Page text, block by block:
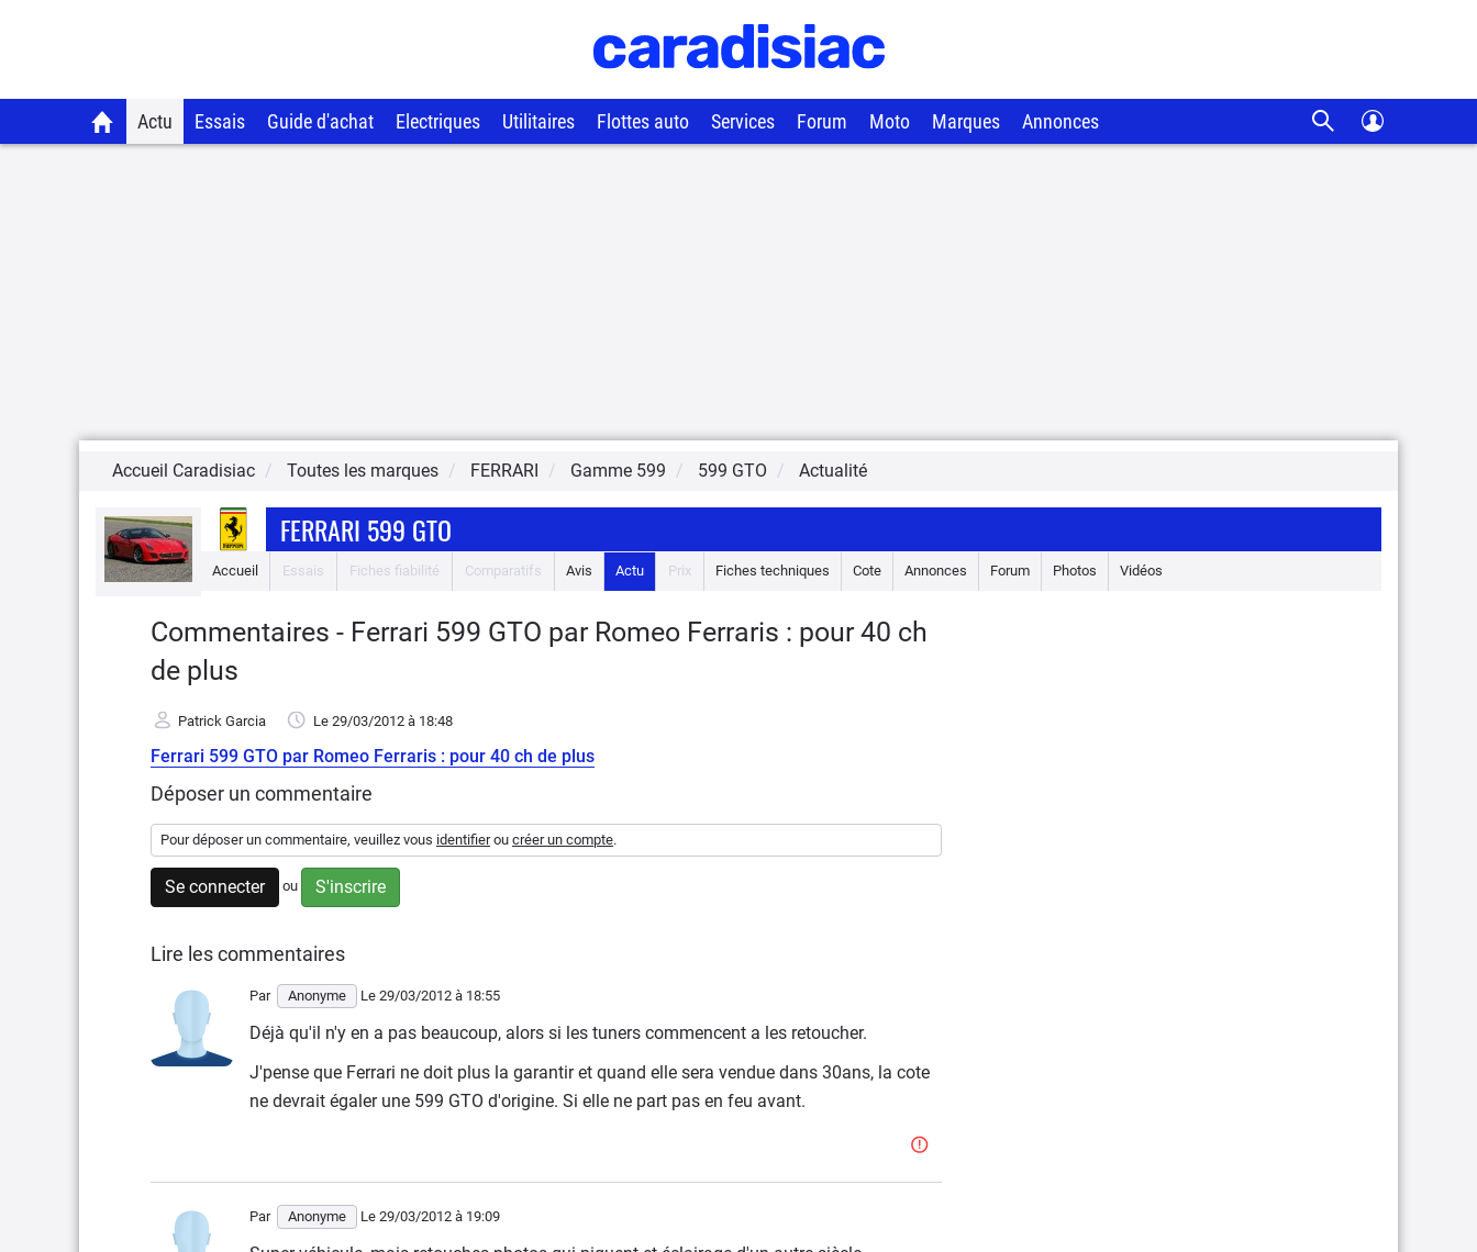
Actu Essais Guide d'achat Electriques Utilitaires Flottes auto Services Forum Moto Marques Annonces
Accueil Caradisiac Toutes les marques FERRARI Gamme 599 599 GTO Actualité
FERRARI 599 GTO
Accueil Essais Fiches fiabilité Comparatifs Avis Actu Prix Fiches techniques Cote Annonces Forum Photos Vidéos
Commentaires - Ferrari 599 GTO par Romeo Ferraris : pour 40 ch
de plus
Patrick Garcia Le 29/03/2012 à 18:48
Ferrari 599 GTO par Romeo Ferraris : pour 40 ch de plus
Déposer un commentaire
Pour déposer un commentaire, veuillez vous identifierou créer un compte.
Se connecter ou S'inscrire
Lire les commentaires
Par Anonyme Le 29/03/2012 à 18:55
Déjà qu'il n'y en a pas beaucoup, alors si les tuners commencent a les retoucher.
J'pense que Ferrari ne doit plus la garantir et quand elle sera vendue dans 30ans, la cote
ne devrait égaler une 599 GTO d'origine. Si elle ne part pas en feu avant.
Par Anonyme Le 29/03/2012 à 19:09